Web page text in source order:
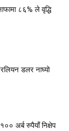
८६% ले वृद्धि
डलर नाघ्यो
अर्ब रुपैयाँ निक्षेप